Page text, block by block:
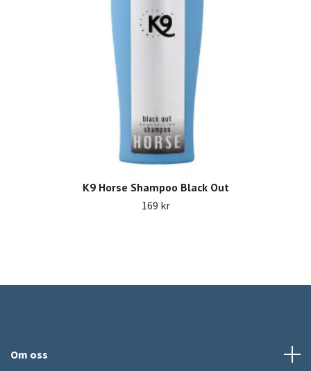
K9 Horse Shampoo Black Out
169 kr
Om oss